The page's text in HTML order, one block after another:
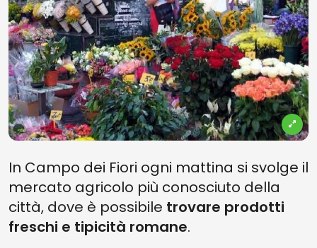
In Campo dei Fiori ogni mattina si svolge il
mercato agricolo più conosciuto della
città, dove è possibile trovare prodotti
freschi e tipicità romane.